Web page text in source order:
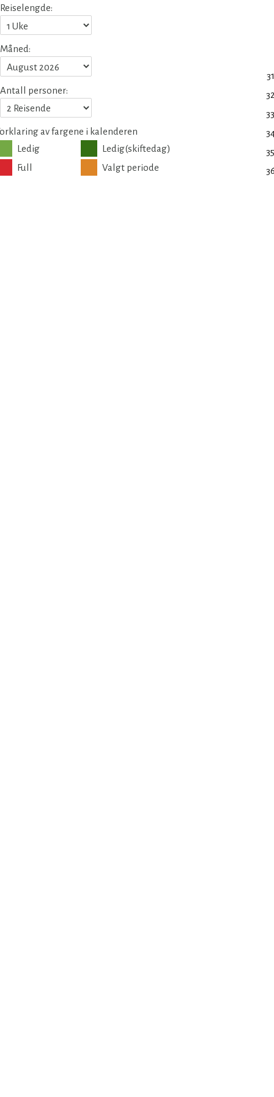
Reiselengde:
Måned:
Antall personer:
31
33
35
av fargene i kalenderen
Ledig
Ledig(skiftedag)
Full
Valgt periode